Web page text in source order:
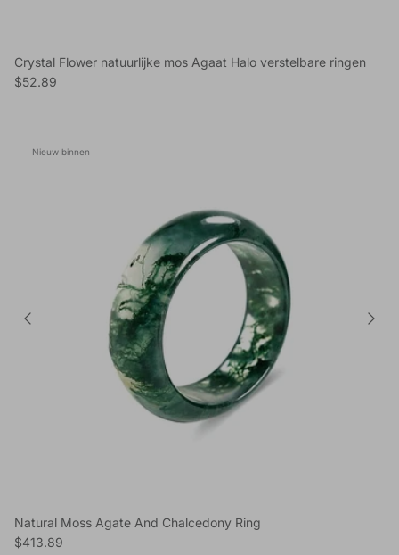
Crystal Flower natuurlijke mos Agaat Halo verstelbare ringen
Reguliere prijs
$52.89
Nieuw binnen
Natural Moss Agate And Chalcedony Ring
Reguliere prijs
$413.89